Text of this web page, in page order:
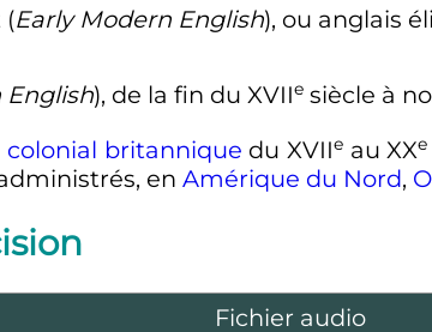
(Early Modern English), ou anglais
), de la fin du XVIIe siècle à
britannique du XVIIe au XXe
en Amérique du Nord,
Fichier audio